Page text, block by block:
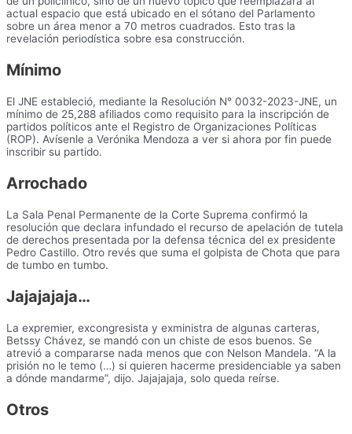
actual espacio que está ubicado en el sótano del Parlamento
sobre un área menor a 70 metros cuadrados. Esto tras la
revelación periodística sobre esa construcción.
Mínimo
El JNE estableció, mediante la Resolución N° 0032-2023-JNE, un
mínimo de 25,288 afiliados como requisito para la inscripción de
partidos políticos ante el Registro de Organizaciones Políticas
(ROP). Avísenle a Verónika Mendoza a ver si ahora por fin puede
inscribir su partido.
Arrochado
La Sala Penal Permanente de la Corte Suprema confirmó la
resolución que declara infundado el recurso de apelación de tutela
de derechos presentada por la defensa técnica del ex presidente
Pedro Castillo. Otro revés que suma el golpista de Chota que para
de tumbo en tumbo.
Jajajajaja…
La expremier, excongresista y exministra de algunas carteras,
Betssy Chávez, se mandó con un chiste de esos buenos. Se
atrevió a compararse nada menos que con Nelson Mandela. “A la
prisión no le temo (…) si quieren hacerme presidenciable ya saben
a dónde mandarme”, dijo. Jajajajaja, solo queda reírse.
Otros